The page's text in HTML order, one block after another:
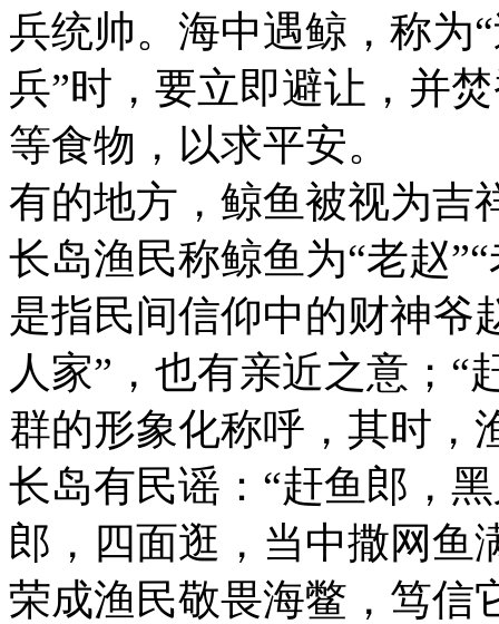
兵统帅。海中遇鲸，称为
兵”时，要立即避让，并
等食物，以求平安。
有的地方，鲸鱼被视为吉
长岛渔民称鲸鱼为“老赵
是指民间信仰中的财神爷
人家”，也有亲近之意；“
群的形象化称呼，其时，
长岛有民谣：“赶鱼郎，
郎，四面逛，当中撒网鱼
荣成渔民敬畏海鳖，笃信